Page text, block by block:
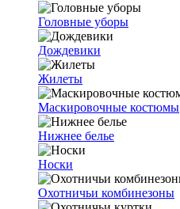
Головные уборы
Дождевики
Жилеты
Маскировочные костюмы
Нижнее белье
Носки
Охотничьи комбинезоны